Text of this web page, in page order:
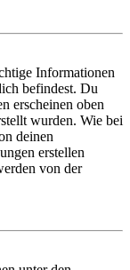
Informationen
befindest. Du
erscheinen oben
wurden. Wie bei
deinen
erstellen
von der